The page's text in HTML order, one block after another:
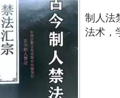
流年卦例
何时生儿子
小泥鰍的六道轮廻
织田信长「水山蹇」大凶卦
制人法
法术，